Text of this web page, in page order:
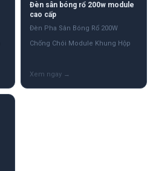
Đèn sân bóng rổ 200w module
cao cấp
Đèn Pha Sân Bóng Rổ 200W
Chống Chói Module Khung Hộp